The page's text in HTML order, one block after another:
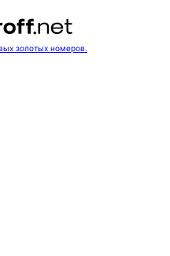
золотых номеров.